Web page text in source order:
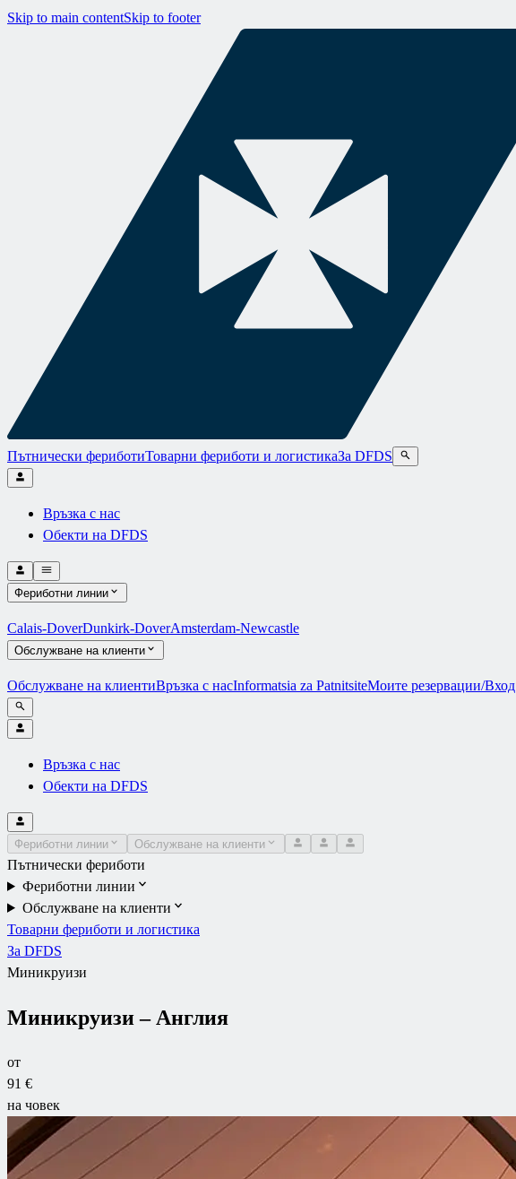
Skip to main contentSkip to footer
Пътнически фериботиТоварни фериботи и логистикаЗа DFDS
Връзка с нас
Обекти на DFDS
Фериботни линии
Calais-DoverDunkirk-DoverAmsterdam-Newcastle
Обслужване на клиенти
Обслужване на клиентиВръзка с насInformatsia za PatnitsiteМоите резервации/Вход
Връзка с нас
Обекти на DFDS
Фериботни линии Обслужване на клиенти
Пътнически фериботи
Фериботни линии
Обслужване на клиенти
Товарни фериботи и логистика
За DFDS
Миникруизи
Миникруизи – Англия
от
91 €
на човек